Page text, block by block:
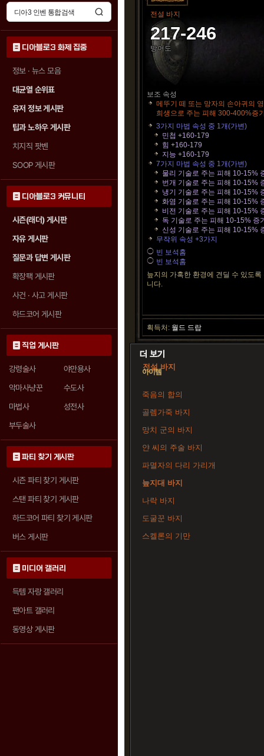
디아블로3 화제 집중
정보 · 뉴스 모음
대균열 순위표
유저 정보 게시판
팁과 노하우 게시판
치지직 팟벤
SOOP 게시판
디아블로3 커뮤니티
시즌(래더) 게시판
자유 게시판
질문과 답변 게시판
확장팩 게시판
사건 · 사고 게시판
하드코어 게시판
직업 게시판
강령술사
야만용사
악마사냥꾼
수도사
마법사
성전사
부두술사
파티 찾기 게시판
시즌 파티 찾기 게시판
스탠 파티 찾기 게시판
하드코어 파티 찾기 게시판
버스 게시판
미디어 갤러리
득템 자랑 갤러리
팬아트 갤러리
동영상 게시판
전설 바지
217-246
방어도
보조 속성
메뚜기 떼 또는 망자의 손아귀의
희생으로 주는 피해 300-400%증
3가지 마법 속성 중 1개(가변)
민첩 +160-179
힘 +160-179
지능 +160-179
7가지 마법 속성 중 1개(가변)
물리 기술로 주는 피해 10-15%
번개 기술로 주는 피해 10-15%
냉기 기술로 주는 피해 10-15%
화염 기술로 주는 피해 10-15%
비전 기술로 주는 피해 10-15%
독 기술로 주는 피해 10-15% 증
신성 기술로 주는 피해 10-15%
무작위 속성 +3가지
빈 보석홈
빈 보석홈
늪지의 가혹한 환경에 견딜 수 있도
니다.
획득처: 월드 드랍
전설 바지
아이템
죽음의 합의
골렘가죽 바지
망치 군의 바지
얀 씨의 주술 바지
파멸자의 다리 가리개
늪지대 바지
나락 바지
도굴꾼 바지
스켈론의 기만